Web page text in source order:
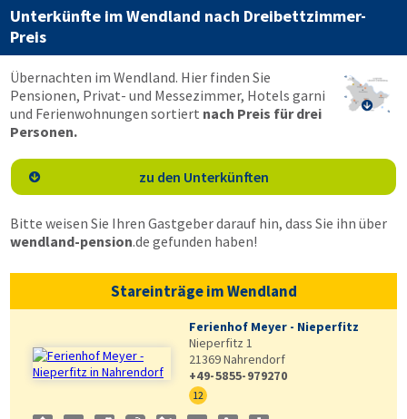
Unterkünfte im Wendland nach Dreibettzimmer-
Preis

Übernachten im Wendland. Hier finden Sie
Pensionen, Privat- und Messezimmer, Hotels garni
und Ferienwohnungen sortiert nach Preis für drei
Personen.
 zu den Unterkünften
Bitte weisen Sie Ihren Gastgeber darauf hin, dass Sie ihn über
wendland-pension.de gefunden haben!
Stareinträge im Wendland
Ferienhof Meyer - Nieperfitz
Nieperfitz 1
21369Nahrendorf
+49-5855-979270
12